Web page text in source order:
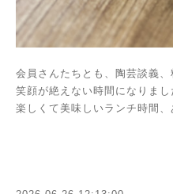
会員さんたちとも、陶芸談義
笑顔が絶えない時間になりまし
楽しくて美味しいランチ時間